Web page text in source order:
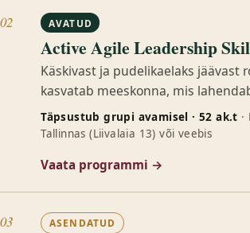
02 AVATUD
Active Agile Leadership
Käskivast ja pudelikaelaks jäävast
kasvatab meeskonna, mis
Täpsustub grupi avamisel · 52 ak.t
Tallinnas (Liivalaia 13) või veebis
Vaata programmi →
03 ASENDATUD